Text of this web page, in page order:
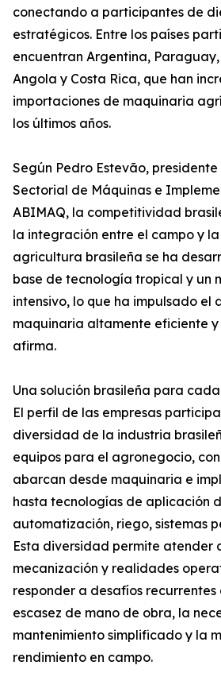
conectando a participantes de
estratégicos. Entre los países
encuentran Argentina,
Angola y Costa Rica, que han
importaciones de maquinaria
los últimos años.
Según Pedro Estevão,
Sectorial de Máquinas e
ABIMAQ, la competitividad
la integración entre el campo y
agricultura brasileña se ha
base de tecnología tropical y un
intensivo, lo que ha impulsado el
maquinaria altamente eficiente
afirma.
Una solución brasileña para
El perfil de las empresas
diversidad de la industria
equipos para el agronegocio,
abarcan desde maquinaria e
hasta tecnologías de aplicación
automatización, riego, sistemas
Esta diversidad permite atender
mecanización y realidades
responder a desafíos recurrentes
escasez de mano de obra, la
mantenimiento simplificado y la
rendimiento en campo.